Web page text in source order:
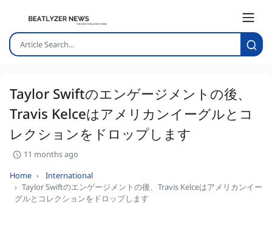
Taylor Swiftのエンゲージメントの後、
Travis Kelceはアメリカンイーグルとコ
レクションをドロップします
11 months ago
Home
International
Taylor Swiftのエンゲージメントの後、Travis Kelceはアメリカンイー
グルとコレクションをドロップします